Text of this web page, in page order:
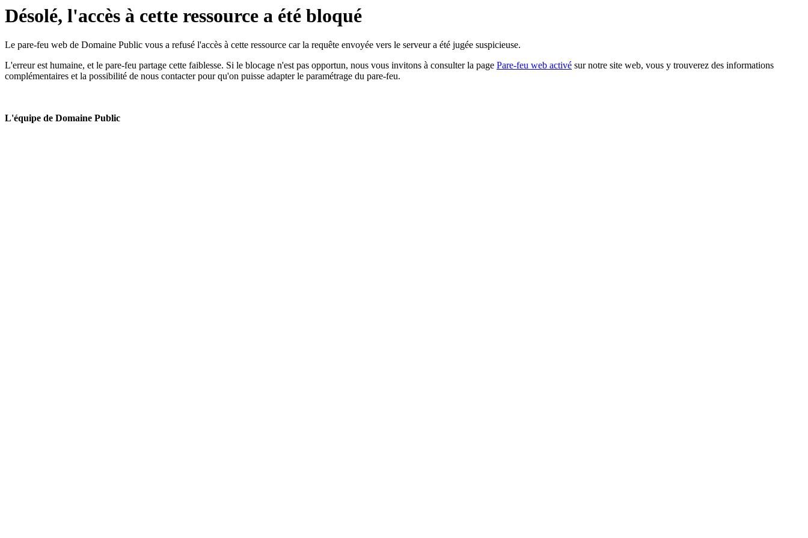
Désolé, l'accès à cette ressource a été bloqué
Le pare-feu web de Domaine Public vous a refusé l'accès à cette ressource car la requête envoyée vers le serveur a été jugée suspicieuse.
L'erreur est humaine, et le pare-feu partage cette faiblesse. Si le blocage n'est pas opportun, nous vous invitons à consulter la page Pare-feu web activé sur notre site web, vous y trouverez des informations
complémentaires et la possibilité de nous contacter pour qu'on puisse adapter le paramétrage du pare-feu.
L'équipe de Domaine Public